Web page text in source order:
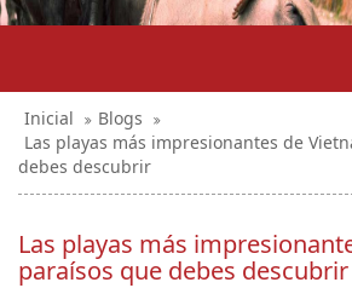
Inicial
Blogs
Las playas más impresionantes de
debes descubrir
Las playas más
paraísos que debes descubrir